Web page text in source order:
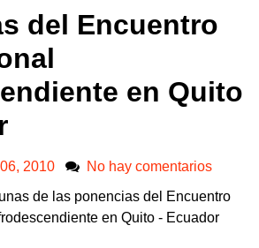
del Encuentro
en Quito
2010
No hay comentarios
de las ponencias del Encuentro
en Quito - Ecuador